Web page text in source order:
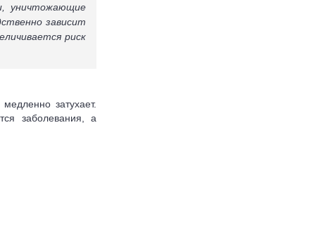
уничтожающие
зависит
риск
затухает.
заболевания, а